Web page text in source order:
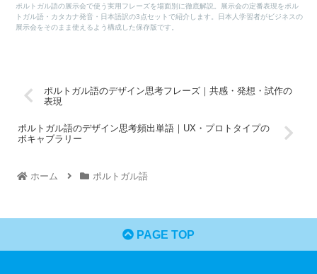
ポルトガル語の展示会で使う実用フレーズを場面別に徹底解説。展示会の定番表現をポル
トガル語・カタカナ発音・日本語訳の3点セットで紹介します。日本人学習者がビジネスの
展示会をそのまま使えるよう構成した保存版です。
ポルトガル語のデザイン思考フレーズ｜共感・発想・試作の
表現
ポルトガル語のデザイン思考頻出単語｜UX・プロトタイプの
ボキャブラリー
ホーム ポルトガル語
PAGE TOP